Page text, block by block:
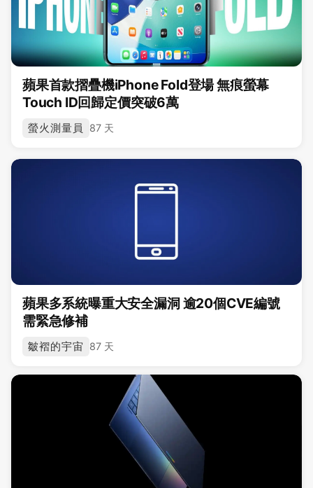
蘋果首款摺疊機iPhone Fold登場 無痕螢幕
Touch ID回歸定價突破6萬
螢火測量員 87 天
蘋果多系統曝重大安全漏洞 逾20個CVE編號
需緊急修補
皺褶的宇宙 87 天